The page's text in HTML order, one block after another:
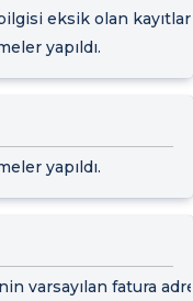
eksik olan
yapıldı.
yapıldı.
varsayılan fatura